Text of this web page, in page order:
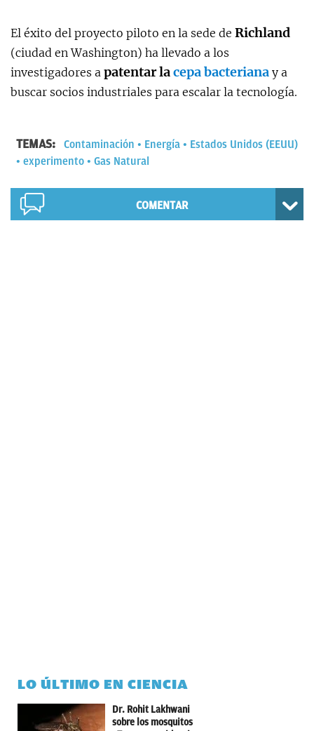
El éxito del proyecto piloto en la sede de Richland
(ciudad en Washington) ha llevado a los
investigadores a patentar lacepa bacteriana y a
buscar socios industriales para escalar la tecnología.
TEMAS: Contaminación Energía
Estados Unidos (EEUU)
experimento
Gas Natural
COMENTAR
LO ÚLTIMO EN CIENCIA
Dr. Rohit Lakhwani
sobre los mosquitos